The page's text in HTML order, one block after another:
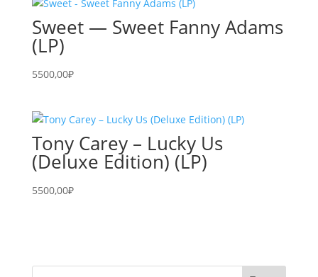
Sweet — Sweet Fanny Adams
(LP)
5500,00₽
Tony Carey – Lucky Us
(Deluxe Edition) (LP)
5500,00₽